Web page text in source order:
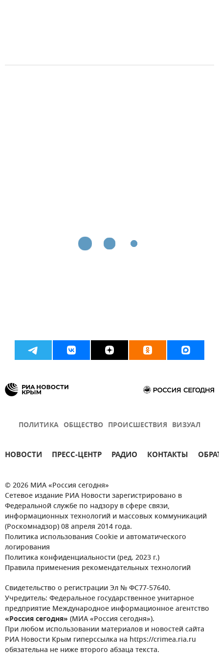
ПОЛИТИКА ОБЩЕСТВО ПРОИСШЕСТВИЯ ВИЗУАЛ
НОВОСТИ ПРЕСС-ЦЕНТР РАДИО КОНТАКТЫ
© 2026 МИА «Россия сегодня»
Сетевое издание РИА Новости зарегистрировано в
Федеральной службе по надзору в сфере связи,
информационных технологий и массовых коммуникаций
(Роскомнадзор) 08 апреля 2014 года.
Политика использования Cookie и автоматического
логирования
Политика конфиденциальности (ред. 2023 г.)
Правила применения рекомендательных технологий
Свидетельство о регистрации Эл № ФС77-57640.
Учредитель: Федеральное государственное унитарное
предприятие Международное информационное агентство
«Россия сегодня» (МИА «Россия сегодня»).
При любом использовании материалов и новостей сайта
РИА Новости Крым гиперссылка на https://crimea.ria.ru
обязательна не ниже второго абзаца текста.